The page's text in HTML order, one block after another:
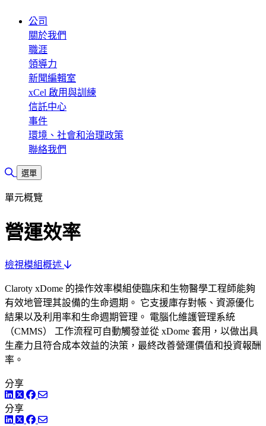
公司
關於我們
職涯
領導力
新聞編輯室
xCel 啟用與訓練
信託中心
事件
環境、社會和治理政策
聯絡我們
切換搜尋
選單
單元概覽
營運效率
檢視模組概述
Claroty xDome 的操作效率模組使臨床和生物醫學工程師能夠
有效地管理其設備的生命週期。 它支援庫存對帳、資源優化
結果以及利用率和生命週期管理。 電腦化維護管理系統
（CMMS） 工作流程可自動觸發並從 xDome 套用，以做出具
生產力且符合成本效益的決策，最終改善營運價值和投資報酬
率。
分享
LinkedIn
TwitterFacebook
分享
LinkedIn
TwitterFacebook